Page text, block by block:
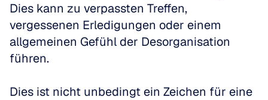
Dies kann zu verpassten Treffen,
vergessenen Erledigungen oder einem
allgemeinen Gefühl der Desorganisation
führen.
Dies ist nicht unbedingt ein Zeichen für eine